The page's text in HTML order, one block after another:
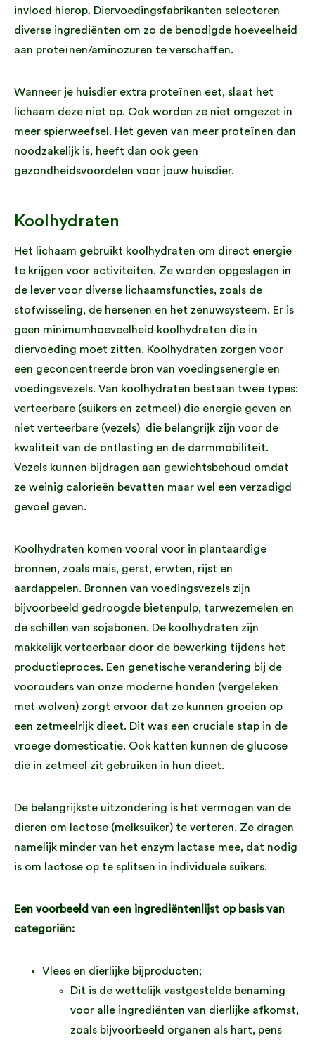
invloed hierop. Diervoedingsfabrikanten selecteren
diverse ingrediënten om zo de benodigde hoeveelheid
aan proteïnen/aminozuren te verschaffen.
Wanneer je huisdier extra proteïnen eet, slaat het
lichaam deze niet op. Ook worden ze niet omgezet in
meer spierweefsel. Het geven van meer proteïnen dan
noodzakelijk is, heeft dan ook geen
gezondheidsvoordelen voor jouw huisdier.
Koolhydraten
Het lichaam gebruikt koolhydraten om direct energie
te krijgen voor activiteiten. Ze worden opgeslagen in
de lever voor diverse lichaamsfuncties, zoals de
stofwisseling, de hersenen en het zenuwsysteem. Er is
geen minimumhoeveelheid koolhydraten die in
diervoeding moet zitten. Koolhydraten zorgen voor
een geconcentreerde bron van voedingsenergie en
voedingsvezels. Van koolhydraten bestaan twee types:
verteerbare (suikers en zetmeel) die energie geven en
niet verteerbare (vezels) die belangrijk zijn voor de
kwaliteit van de ontlasting en de darmmobiliteit.
Vezels kunnen bijdragen aan gewichtsbehoud omdat
ze weinig calorieën bevatten maar wel een verzadigd
gevoel geven.
Koolhydraten komen vooral voor in plantaardige
bronnen, zoals mais, gerst, erwten, rijst en
aardappelen. Bronnen van voedingsvezels zijn
bijvoorbeeld gedroogde bietenpulp, tarwezemelen en
de schillen van sojabonen. De koolhydraten zijn
makkelijk verteerbaar door de bewerking tijdens het
productieproces. Een genetische verandering bij de
voorouders van onze moderne honden (vergeleken
met wolven) zorgt ervoor dat ze kunnen groeien op
een zetmeelrijk dieet. Dit was een cruciale stap in de
vroege domesticatie. Ook katten kunnen de glucose
die in zetmeel zit gebruiken in hun dieet.
De belangrijkste uitzondering is het vermogen van de
dieren om lactose (melksuiker) te verteren. Ze dragen
namelijk minder van het enzym lactase mee, dat nodig
is om lactose op te splitsen in individuele suikers.
Een voorbeeld van een ingrediëntenlijst op basis van
categoriën:
Vlees en dierlijke bijproducten;
Dit is de wettelijk vastgestelde benaming
voor alle ingrediënten van dierlijke afkomst,
zoals bijvoorbeeld organen als hart, pens